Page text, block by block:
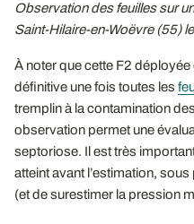
Observation des feuilles sur
Saint-Hilaire-en-Woëvre (55)
À noter que cette F2
définitive une fois toutes les
tremplin à la contamination
observation permet une
septoriose. Il est très
atteint avant l’estimation,
(et de surestimer la pression